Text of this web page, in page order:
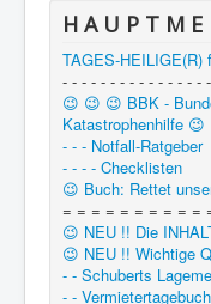
H A U P T M E
TAGES-HEILIGE(R)
- - - - - - - - - - - - - - -
😉 😉 😉 BBK -
Katastrophenhilfe 😉
- - - Notfall-Ratgeber
- - - - Checklisten
😉 Buch: Rettet
= = = = = = = = = =
😉 NEU !! Die
😉 NEU !! Wichtige
- - Schuberts
- -